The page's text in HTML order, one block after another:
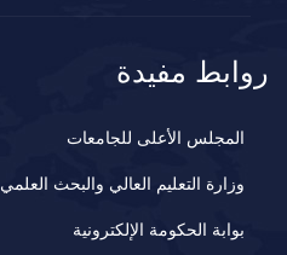
روابط مفيدة
المجلس الأعلى للجامعات
وزارة التعليم العالي والبحث العلمي
بوابة الحكومة الإلكترونية